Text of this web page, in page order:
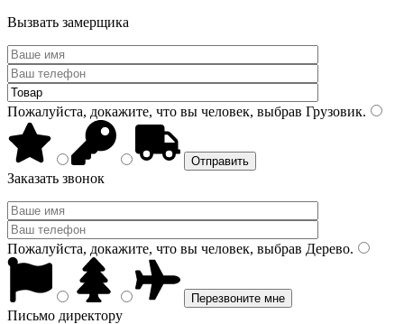
Вызвать замерщика
Пожалуйста, докажите, что вы человек, выбрав Грузовик.
Заказать звонок
Пожалуйста, докажите, что вы человек, выбрав Дерево.
Письмо директору